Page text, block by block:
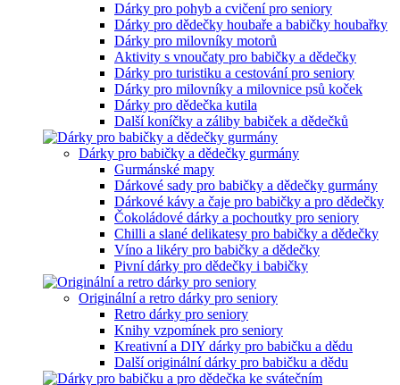
Dárky pro pohyb a cvičení pro seniory
Dárky pro dědečky houbaře a babičky houbařky
Dárky pro milovníky motorů
Aktivity s vnoučaty pro babičky a dědečky
Dárky pro turistiku a cestování pro seniory
Dárky pro milovníky a milovnice psů koček
Dárky pro dědečka kutila
Další koníčky a záliby babiček a dědečků
Dárky pro babičky a dědečky gurmány
Gurmánské mapy
Dárkové sady pro babičky a dědečky gurmány
Dárkové kávy a čaje pro babičky a pro dědečky
Čokoládové dárky a pochoutky pro seniory
Chilli a slané delikatesy pro babičky a dědečky
Víno a likéry pro babičky a dědečky
Pivní dárky pro dědečky i babičky
Originální a retro dárky pro seniory
Retro dárky pro seniory
Knihy vzpomínek pro seniory
Kreativní a DIY dárky pro babičku a dědu
Další originální dárky pro babičku a dědu